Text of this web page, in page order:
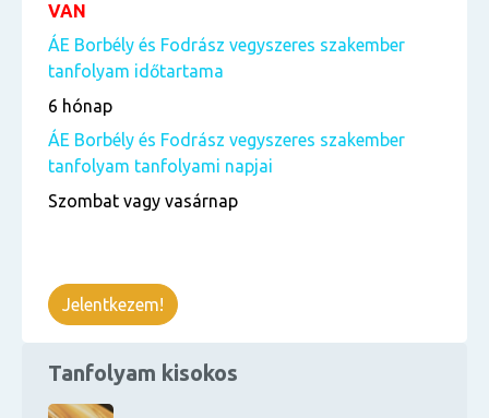
Tanfolyam kisokos
VAN
ÁE Borbély és Fodrász vegyszeres szakember
tanfolyam időtartama
6 hónap
ÁE Borbély és Fodrász vegyszeres szakember
tanfolyam tanfolyami napjai
Szombat vagy vasárnap
Jelentkezem!